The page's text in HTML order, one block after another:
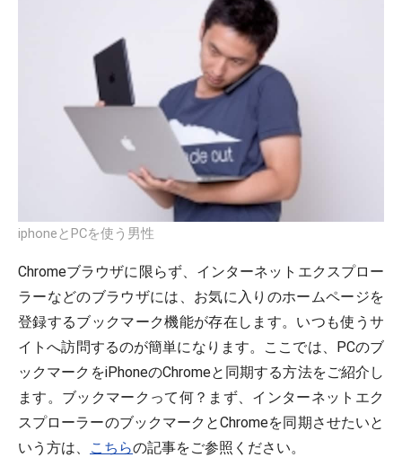
iphoneとPCを使う男性
Chromeブラウザに限らず、インターネットエクスプロー
ラーなどのブラウザには、お気に入りのホームページを
登録するブックマーク機能が存在します。いつも使うサ
イトへ訪問するのが簡単になります。ここでは、PCのブ
ックマークをiPhoneのChromeと同期する方法をご紹介し
ます。ブックマークって何？まず、インターネットエク
スプローラーのブックマークとChromeを同期させたいと
いう方は、
こちらの記事をご参照ください。